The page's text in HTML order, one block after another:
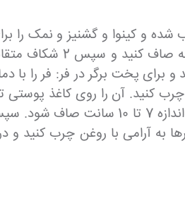
شده و کینوا و گشنیز و نمک
کنید.دانه کینوا پخته شده استفاده
سانت از یکدیگر با قاشق به شکل دایره گرد در آورید و